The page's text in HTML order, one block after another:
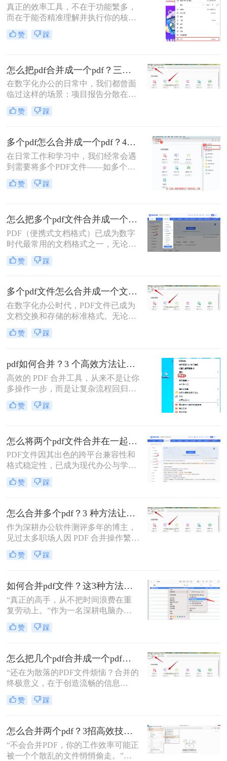
法最快捷？哪种最安全？怎么合并pdf
文件=
真正的效率工具，不在于功能繁多，
而在于能否精准理解并执行你的核心
意图。“小编，快帮帮我！明早汇报
用的方案，十几份PDF还散着，甲方
紧急求助。
赞 踩
怎么把pdf合并成一个pdf？三招教你高效整合关键信息！
在数字化办公的日常中，我们都曾面
临过这样的场景：项目报告分散在多
个PDF里，学术论文章节各自独立，
或是一堆扫描合同需要整合。PDF合
响着我们的信息处理效率与专业形
象。那么怎么把pdf合并成一个pdf
呢？今天，作为一名深耕办公软件领
域多年的测评博主，我将为你揭秘三
种最高效的PDF合并方案，帮你彻底
摆脱文档管理的困扰。
赞 踩
多个pdf怎么合并成一个pdf？4种合并pdf方法详解！
在日常工作和学习中，我们经常会遇
到需要将多个PDF文件——如多个章
节的电子书、一系列扫描件、不同来
源的报告或发票——整合为一个单一
然而，面对这一看似简单的任务，许
多用户却不知从何下手，或者使用的
工具不够高效、安全。
赞 踩
怎么把多个pdf文件合并成一个？全面指南与详细方法解析！
PDF（便携式文档格式）已成为数字
时代最常用的文档格式之一，无论是
学术论文、商务报告、电子书还是官
方文件，PDF都能保持原始格式在不
作和学习中，我们常常需要将多个
PDF文件合并成一个，以方便管理、
分享或打印。那么怎么把多个pdf文件
合并成一个呢？本文将全面解析多种
PDF合并方法，帮助您根据具体需求
选择最合适的解决方案。
赞 踩
多个pdf文件怎么合并成一个文件？从新手到高手的完整指南！
在数字化办公时代，PDF文件已成为
文档交换和存储的标准格式。无论是
学术研究、工作报告还是法律文件，
我们经常需要将多个PDF文件整合为
对这一需求时常常感到困惑。那么多
个pdf文件怎么合并成一个文件呢？本
文将详细介绍七种常用且高效的PDF
合并方法，涵盖不同平台、使用场景
和技术水平，助您轻松应对各种PDF
处理需求。
赞 踩
pdf如何合并？3 个高效方法让办公效率翻倍！
高效的 PDF 合并工具，从来不是让你
多操作一步，而是让复杂流程回归简
单本质。职场中，谁没遇到过需要将
多个 PDF 文件合并的场景？项目报告
整合为完整文档。
赞 踩
怎么将两个pdf文件合并在一起？五大方法全面解析！
PDF文件因其出色的跨平台兼容性和
格式稳定性，已成为现代办公与学术
交流中不可或缺的文件格式。然而，
当我们面对需要整合多个PDF文档的
任务就成为了一个常见挑战。
赞 踩
怎么合并多个pdf？3 种方法让效率翻倍”！
作为深耕办公软件测评多年的博主，
见过太多职场人因 PDF 合并操作繁
琐、格式错乱、隐私泄露踩坑。其实
选对方法，1 分钟就能搞定多文件合
赞 踩
如何合并pdf文件？这3种方法让你效率翻倍！
“真正的高手，从不把时间浪费在重
复劳动上。”作为一名深耕电脑办公
软件测评多年的博主，我深知PDF文
件处理是每个职场人和内容创作者的
琐、安全隐患——这些痛点几乎每天
都在消耗我们的时间和耐心。
赞 踩
怎么把几个pdf合并成一个pdf文件？合并文件的四大高效秘籍，总有一款适合你！
“还在为散落的PDF文件烦恼？合并的
终极意义，在于创造流畅的信息
流。”身为一名深耕电脑办公软件测
评多年的博主，我深知高效处理文档
点。面对数十份零散的PDF——可能
是项目报告的不同章节、分散的合同
附件，或是零散的参考资料
赞 踩
怎么合并两个pdf？3招高效技巧，让你告别杂乱文档！
“不会合并PDF，你的工作效率可能正
被一个个散乱的文件悄悄偷走。”作